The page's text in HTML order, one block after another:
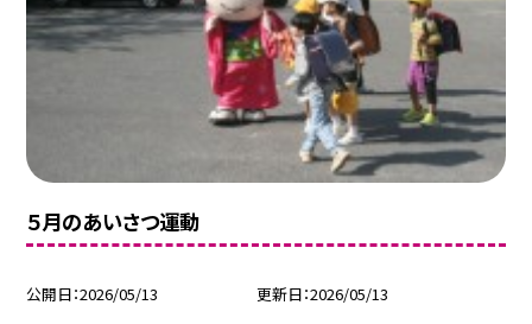
５月のあいさつ運動
公開日 2026/05/13 更新日 2026/05/13